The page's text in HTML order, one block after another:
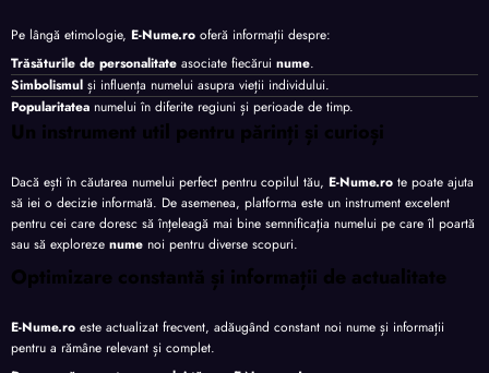
Pe lângă etimologie, E-Nume.ro oferă informații despre:
Trăsăturile de personalitate asociate fiecărui nume.
Simbolismul și influența numelui asupra vieții individului.
Popularitatea numelui în diferite regiuni și perioade de timp.
Un instrument util pentru părinți și curioși
Dacă ești în căutarea numelui perfect pentru copilul tău, E-Nume.ro te poate ajuta
să iei o decizie informată. De asemenea, platforma este un instrument excelent
pentru cei care doresc să înțeleagă mai bine semnificația numelui pe care îl poartă
sau să exploreze nume noi pentru diverse scopuri.
Optimizare constantă și informații de actualitate
E-Nume.ro este actualizat frecvent, adăugând constant noi nume și informații
pentru a rămâne relevant și complet.